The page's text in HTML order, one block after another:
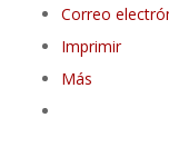
Correo
Imprimir
Más